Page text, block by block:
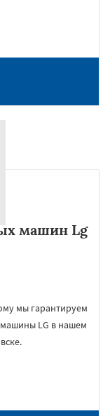
машин Lg
мы гарантируем
LG в нашем